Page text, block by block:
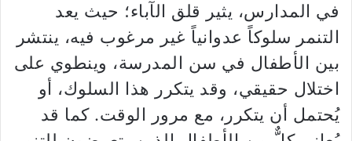
في المدارس، يثير قلق الآباء؛ حيث يعد
التنمر سلوكاً عدوانياً غير مرغوب فيه، ينتشر
بين الأطفال في سن المدرسة، وينطوي على
اختلال حقيقي، وقد يتكرر هذا السلوك، أو
يُحتمل أن يتكرر، مع مرور الوقت. كما قد